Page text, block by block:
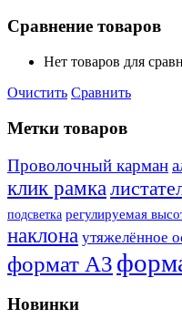
Сравнение товаров
Нет товаров для
Очистить Сравнить
Метки товаров
Проволочный карман
клик рамка
подсветка регулируемая
наклона утяжелённое
формат А3
Новинки